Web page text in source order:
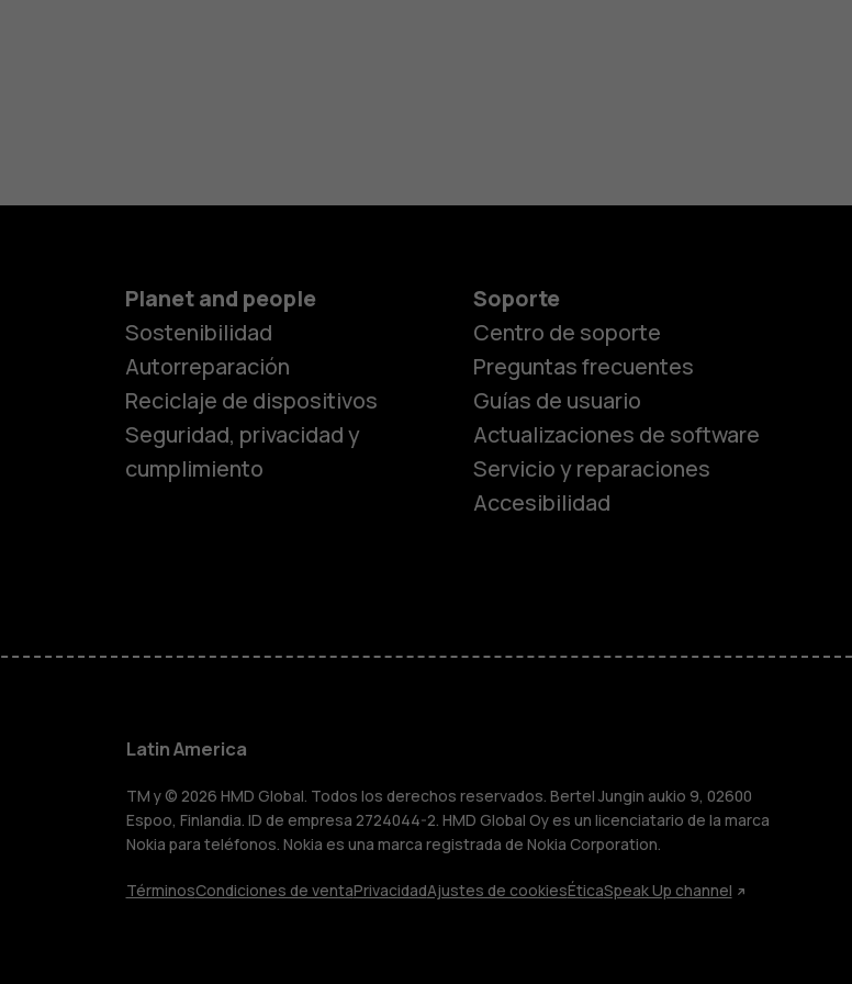
Teléfonos para
personas mayores
HMD Terra M
Comprar
Planet and people
Sostenibilidad
Autorreparación
Reciclaje de dispositivos
Seguridad, privacidad y
cumplimiento
Soporte
Centro de soporte
Preguntas frecuentes
Guías de usuario
Actualizaciones de software
Servicio y reparaciones
Accesibilidad
Latin America
TM y © 2026 HMD Global. Todos los derechos reservados. Bertel Jungin aukio 9, 02600
Espoo, Finlandia. ID de empresa 2724044-2. HMD Global Oy es un licenciatario de la marca
Nokia para teléfonos. Nokia es una marca registrada de Nokia Corporation.
TérminosCondiciones de ventaPrivacidadAjustes de cookiesÉticaSpeak Up channel